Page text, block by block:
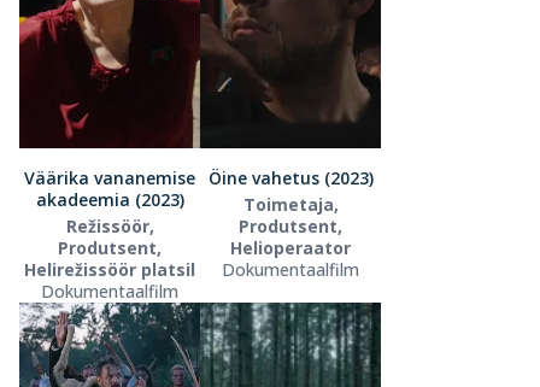
Väärika vananemise
akadeemia (2023)
Režissöör,
Produtsent,
Helirežissöör platsil
Dokumentaalfilm
Öine vahetus (2023)
Toimetaja,
Produtsent,
Helioperaator
Dokumentaalfilm